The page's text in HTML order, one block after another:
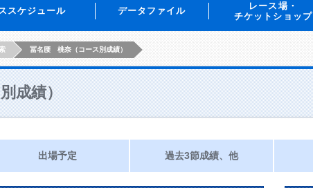
スケジュール データファイル
レース場・
チケットショップ
冨名腰 桃奈（コース別成績）
成績）
出場予定 過去3節成績、他